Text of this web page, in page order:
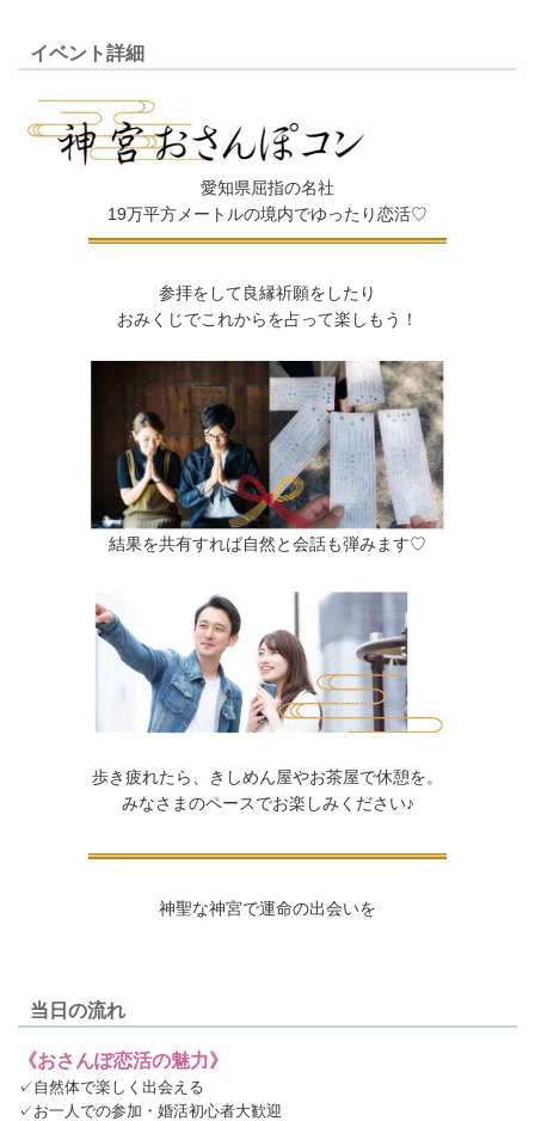
イベント詳細
愛知県屈指の名社
19万平方メートルの境内でゆったり恋活♡
参拝をして良縁祈願をしたり
おみくじでこれからを占って楽しもう！
結果を共有すれば自然と会話も弾みます♡
歩き疲れたら、きしめん屋やお茶屋で休憩を。
みなさまのペースでお楽しみください♪
神聖な神宮で運命の出会いを
当日の流れ
《おさんぽ恋活の魅力》
✓自然体で楽しく出会える
✓お一人での参加・婚活初心者大歓迎